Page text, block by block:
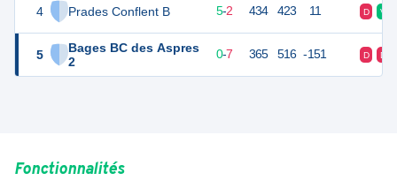
4 Prades Conflent B
5
Bages BC des Aspres
2
12 5-2 434 423 11 D V
7 8 0-7 365 516 -151 D D
Fonctionnalités